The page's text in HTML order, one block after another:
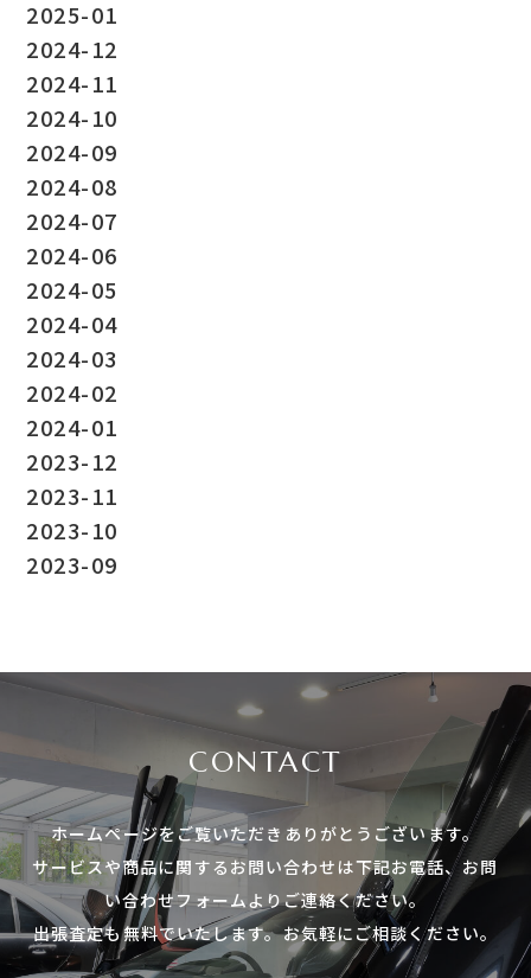
2025-01
2024-12
2024-11
2024-10
2024-09
2024-08
2024-07
2024-06
2024-05
2024-04
2024-03
2024-02
2024-01
2023-12
2023-11
2023-10
2023-09
CONTACT
ホームページをご覧いただき ありがとうございます。
サービスや商品に関する お問い合わせは下記お電話、 お問
い合わせフォームよりご連絡ください。
出張査定も無料でいたします。お気軽にご相談ください。